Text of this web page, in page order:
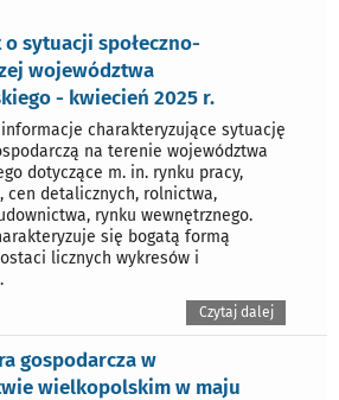
sytuacji społeczno-
województwa
- kwiecień 2025 r.
charakteryzujące sytuację
na terenie województwa
dotyczące m. in. rynku pracy,
cen detalicznych, rolnictwa,
rynku wewnętrznego.
się bogatą formą
licznych wykresów i
Czytaj dalej
gospodarcza w
wielkopolskim w maju